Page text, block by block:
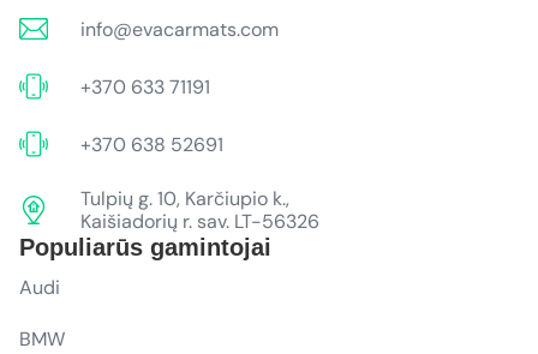
info@evacarmats.com
+370 633 71191
+370 638 52691
Tulpių g. 10, Karčiupio k.,
Kaišiadorių r. sav. LT-56326
Populiarūs gamintojai
Audi
BMW